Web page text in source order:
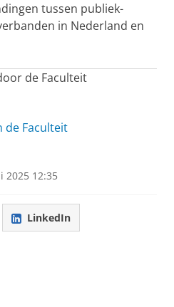
tussen publiek-
in Nederland en
de Faculteit
de Faculteit
2025 12:35
LinkedIn